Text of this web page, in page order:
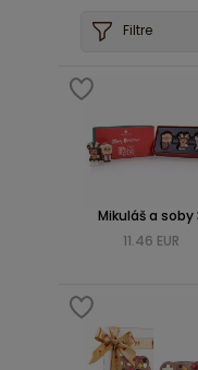
Filtre
Mikuláš a soby
11.46 EUR